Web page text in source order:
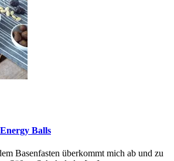
Balls
Basenfasten überkommt mich ab und zu